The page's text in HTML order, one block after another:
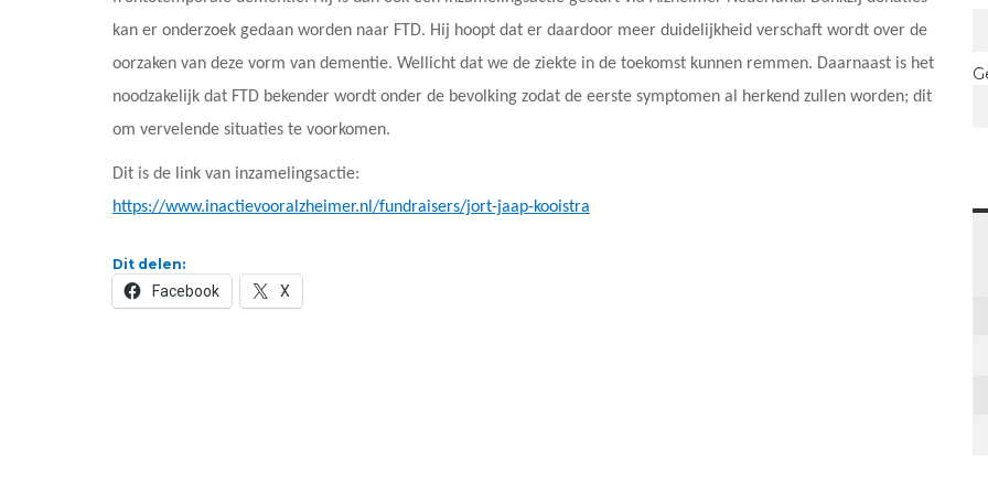
kan er onderzoek gedaan worden naar FTD. Hij hoopt dat er daardoor meer duidelijkheid verschaft wordt over de
oorzaken van deze vorm van dementie. Wellicht dat we de ziekte in de toekomst kunnen remmen. Daarnaast is het
noodzakelijk dat FTD bekender wordt onder de bevolking zodat de eerste symptomen al herkend zullen worden; dit
om vervelende situaties te voorkomen.
Dit is de link van inzamelingsactie:
https://www.inactievooralzheimer.nl/fundraisers/jort-jaap-kooistra
Dit delen:
Facebook X